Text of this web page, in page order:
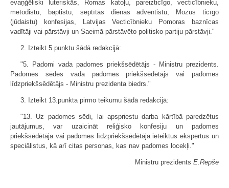
evaņģēliski luteriskās, Romas katoļu, pareizticīgo, vecticībnieku,
metodistu, baptistu, septītās dienas adventistu, Mozus ticīgo
(jūdaistu) konfesijas, Latvijas Vecticībnieku Pomoras baznīcas
vadītāji vai pārstāvji un Saeimā pārstāvēto politisko partiju pārstāvji."
2. Izteikt 5.punktu šādā redakcijā:
"5. Padomi vada padomes priekšsēdētājs - Ministru prezidents.
Padomes sēdes vada padomes priekšsēdētājs vai padomes
līdzpriekšsēdētājs - Ministru prezidenta biedrs."
3. Izteikt 13.punkta pirmo teikumu šādā redakcijā:
"13. Uz padomes sēdi, lai apspriestu darba kārtībā paredzētus
jautājumus, var uzaicināt reliģisko konfesiju un padomes
priekšsēdētāja vai padomes līdzpriekšsēdētāja ieteiktus ekspertus un
speciālistus, kā arī citas personas, kas nav padomes locekļi."
Ministru prezidents E.Repše